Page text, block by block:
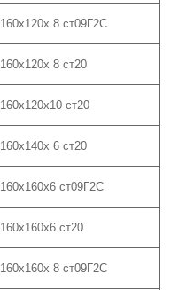
160х120х 8 ст09Г2С
160х120х 8 ст20
160х120х10 ст20
160х140х 6 ст20
160х160х6 ст09Г2С
160х160х6 ст20
160х160х 8 ст09Г2С